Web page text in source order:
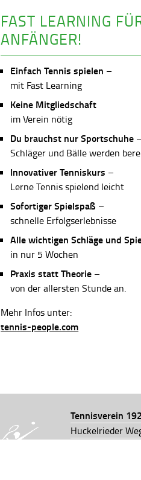
FAST LEARNING
ANFÄNGER!
Einfach Tennis spielen –
mit Fast Learning
Keine Mitgliedschaft
im Verein nötig
Du brauchst nur Sportschuhe –
Schläger und Bälle werden
Innovativer Tenniskurs –
Lerne Tennis spielend leicht
Sofortiger Spielspaß –
schnelle Erfolgserlebnisse
Alle wichtigen Schläge und
in nur 5 Wochen
Praxis statt Theorie –
von der allersten Stunde an.
Mehr Infos unter:
tennis-people.com
Tennisverein
Huckelrieder